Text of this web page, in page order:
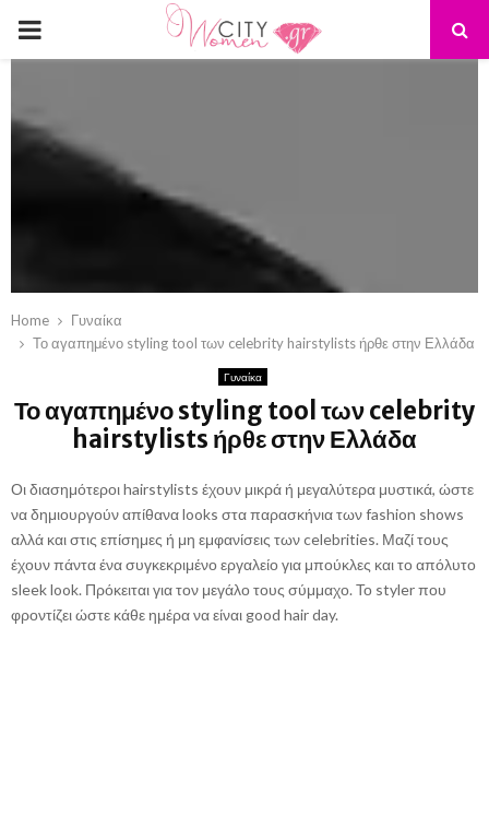
PRIMARY
Home
Γυναίκα
Το αγαπημένο styling tool των celebrity hairstylists ήρθε στην Ελλάδα
Γυναίκα
Το αγαπημένο styling tool των celebrity
hairstylists ήρθε στην Ελλάδα
Οι διασημότεροι hairstylists έχουν μικρά ή μεγαλύτερα μυστικά, ώστε
να δημιουργούν απίθανα looks στα παρασκήνια των fashion shows
αλλά και στις επίσημες ή μη εμφανίσεις των celebrities. Μαζί τους
έχουν πάντα ένα συγκεκριμένο εργαλείο για μπούκλες και το απόλυτο
sleek look. Πρόκειται για τον μεγάλο τους σύμμαχο. Το styler που
φροντίζει ώστε κάθε ημέρα να είναι good hair day.